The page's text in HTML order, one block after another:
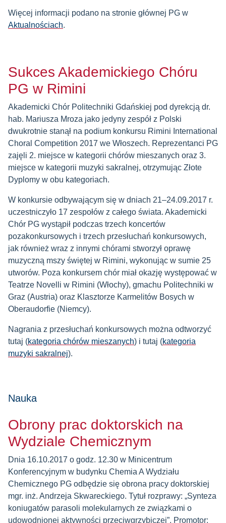
Więcej informacji podano na stronie głównej PG w
Aktualnościach.
Sukces Akademickiego Chóru
PG w Rimini
Akademicki Chór Politechniki Gdańskiej pod dyrekcją dr.
hab. Mariusza Mroza jako jedyny zespół z Polski
dwukrotnie stanął na podium konkursu Rimini International
Choral Competition 2017 we Włoszech. Reprezentanci PG
zajęli 2. miejsce w kategorii chórów mieszanych oraz 3.
miejsce w kategorii muzyki sakralnej, otrzymując Złote
Dyplomy w obu kategoriach.
W konkursie odbywającym się w dniach 21–24.09.2017 r.
uczestniczyło 17 zespołów z całego świata. Akademicki
Chór PG wystąpił podczas trzech koncertów
pozakonkursowych i trzech przesłuchań konkursowych,
jak również wraz z innymi chórami stworzył oprawę
muzyczną mszy świętej w Rimini, wykonując w sumie 25
utworów. Poza konkursem chór miał okazję występować w
Teatrze Novelli w Rimini (Włochy), gmachu Politechniki w
Graz (Austria) oraz Klasztorze Karmelitów Bosych w
Oberaudorfie (Niemcy).
Nagrania z przesłuchań konkursowych można odtworzyć
tutaj (kategoria chórów mieszanych) i tutaj (kategoria
muzyki sakralnej).
Nauka
Obrony prac doktorskich na
Wydziale Chemicznym
Dnia 16.10.2017 o godz. 12.30 w Minicentrum
Konferencyjnym w budynku Chemia A Wydziału
Chemicznego PG odbędzie się obrona pracy doktorskiej
mgr. inż. Andrzeja Skwareckiego. Tytuł rozprawy: „Synteza
koniugatów parasoli molekularnych ze związkami o
udowodnionej aktywności przeciwgrzybiczej”. Promotor: